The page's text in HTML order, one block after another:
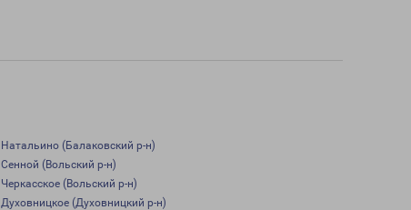
Натальино (Балаковский р-н)
Сенной (Вольский р-н)
Черкасское (Вольский р-н)
Духовницкое (Духовницкий р-н)